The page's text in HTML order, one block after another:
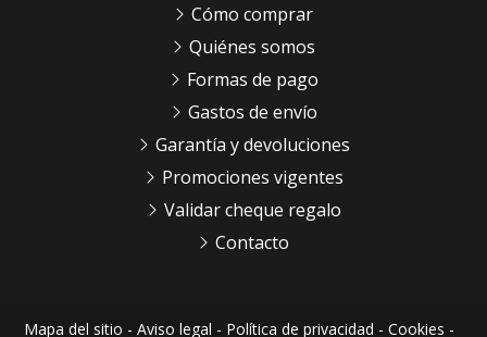
Cómo comprar
Quiénes somos
Formas de pago
Gastos de envío
Garantía y devoluciones
Promociones vigentes
Validar cheque regalo
Contacto
Mapa del sitio - Aviso legal - Política de privacidad - Cookies -